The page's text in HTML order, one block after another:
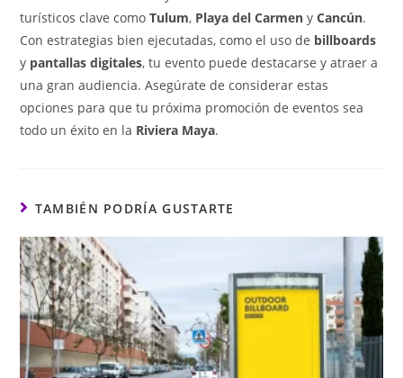
turísticos clave comoTulum, Playa del Carmen yCancún.
Con estrategias bien ejecutadas, como el uso de billboards
y pantallas digitales, tu evento puede destacarse y atraer a
una gran audiencia. Asegúrate de considerar estas
opciones para que tu próxima promoción de eventos sea
todo un éxito en la Riviera Maya.
TAMBIÉN PODRÍA GUSTARTE